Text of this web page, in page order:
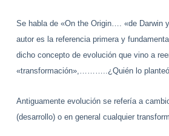
Se habla de «On the Origin…. «de Darwin
autor es la referencia primera y
dicho concepto de evolución que vino a
«transformación»,………..¿Quién lo planteó
Antiguamente evolución se refería a
(desarrollo) o en general cualquier